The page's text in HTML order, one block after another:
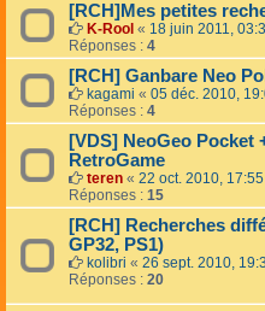
[RCH]Mes petites
K-Rool « 18 juin 2011,
Réponses : 4
[RCH] Ganbare Neo
kagami « 05 déc. 2010,
Réponses : 4
[VDS] NeoGeo Pocket
RetroGame
teren « 22 oct. 2010, 17:55
Réponses : 15
[RCH] Recherches
GP32, PS1)
kolibri « 26 sept. 2010,
Réponses : 20